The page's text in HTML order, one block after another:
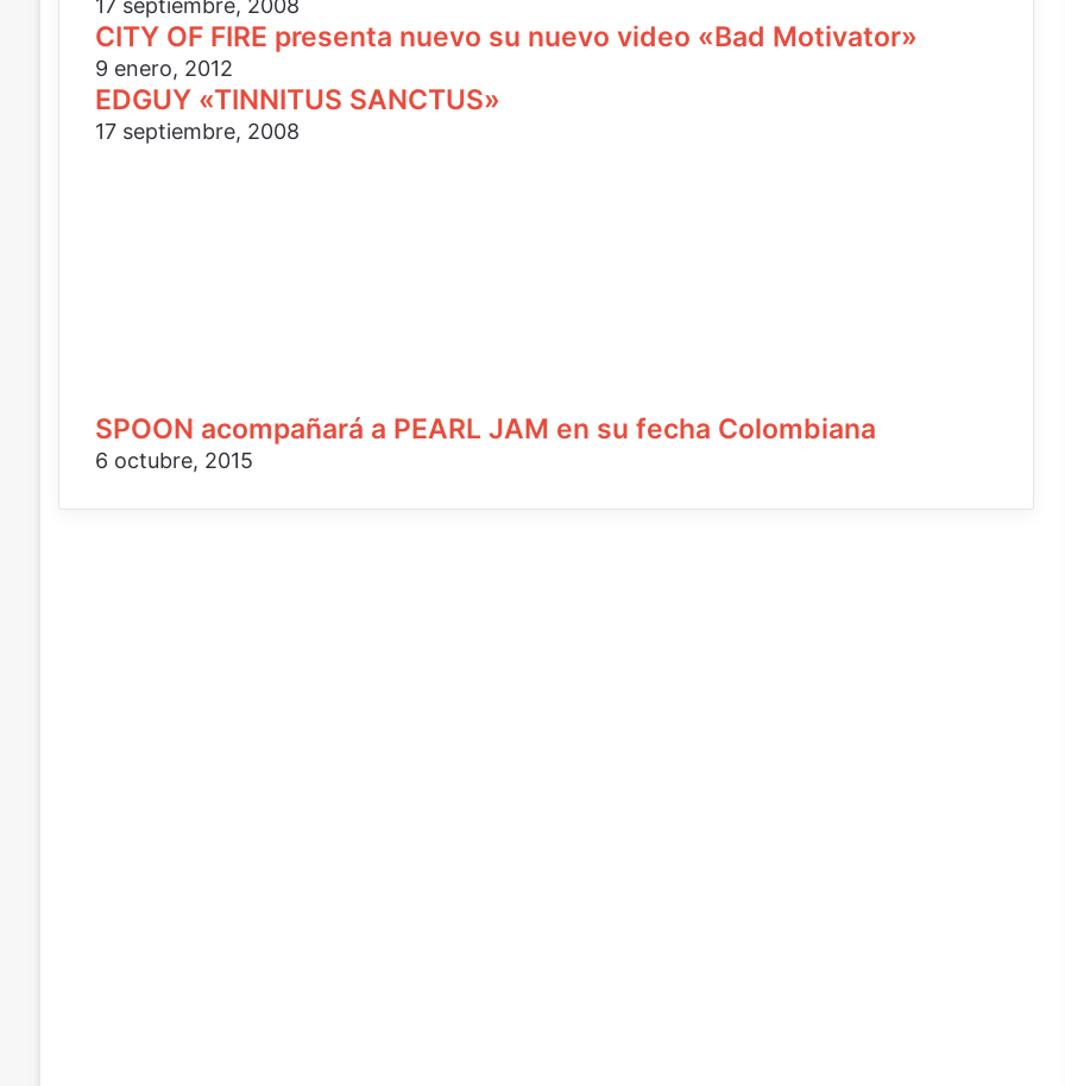
c
r
n
e
e
t
u
c
o
r
r
e
o
17 septiembre, 2008
CITY OF FIRE presenta nuevo su nuevo video «Bad Motivator»
9 enero, 2012
EDGUY «TINNITUS SANCTUS»
17 septiembre, 2008
SPOON acompañará a PEARL JAM en su fecha Colombiana
6 octubre, 2015